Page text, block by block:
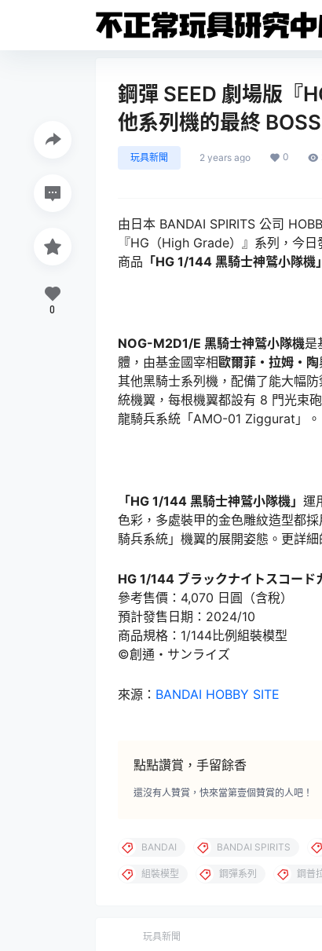
鋼彈 SEED 劇場版『
他系列機的最終
玩具新聞 2 years ago 0
由日本 BANDAI SPIRITS 公司
『HG（High Grade）』系列，今
商品 「HG 1/144 黑騎士神鷲小隊機」
NOG-M2D1/E 黑騎士神鷲小隊機是
體，由基金國宰相歐爾菲・拉姆・陶
其他黑騎士系列機，配備了能大幅
統機翼，每根機翼都設有 8 門光束
龍騎兵系統「AMO-01 Ziggurat」。
「HG 1/144 黑騎士神鷲小隊機」 運
色彩，多處裝甲的金色雕紋造型都
騎兵系統」機翼的展開姿態。更詳
HG 1/144 ブラックナイトスコード
參考售價：4,070 日圓（含稅）
預計發售日期：2024/10
商品規格：1/144比例組裝模型
©創通・サンライズ
來源： BANDAI HOBBY SITE
點點讚賞，手留餘香
還沒有人贊賞，快來當第壹個贊賞的人吧！
0
BANDAI BANDAI SPIRITS
組裝模型 鋼彈系列 鋼普
玩具新聞